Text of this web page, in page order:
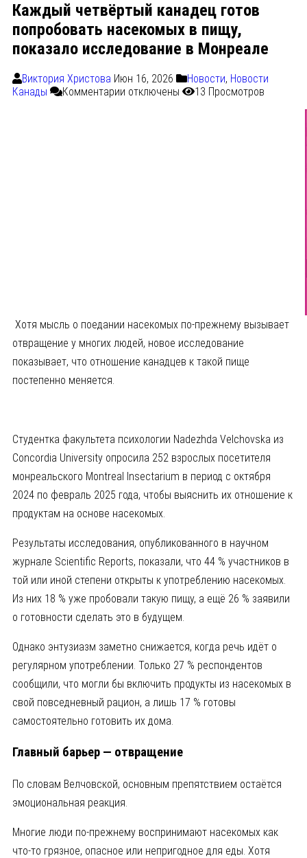
Каждый четвёртый канадец готов
попробовать насекомых в пищу,
показало исследование в Монреале
Виктория Христова Июн 16, 2026 Новости, Новости
Канады
Комментарии отключены 13 Просмотров
Хотя мысль о поедании насекомых по-прежнему вызывает
отвращение у многих людей, новое исследование
показывает, что отношение канадцев к такой пище
постепенно меняется.
Студентка факультета психологии Nadezhda Velchovska из
Concordia University опросила 252 взрослых посетителя
монреальского Montreal Insectarium в период с октября
2024 по февраль 2025 года, чтобы выяснить их отношение к
продуктам на основе насекомых.
Результаты исследования, опубликованного в научном
журнале Scientific Reports, показали, что 44 % участников в
той или иной степени открыты к употреблению насекомых.
Из них 18 % уже пробовали такую пищу, а ещё 26 % заявили
о готовности сделать это в будущем.
Однако энтузиазм заметно снижается, когда речь идёт о
регулярном употреблении. Только 27 % респондентов
сообщили, что могли бы включить продукты из насекомых в
свой повседневный рацион, а лишь 17 % готовы
самостоятельно готовить их дома.
Главный барьер — отвращение
По словам Велчовской, основным препятствием остаётся
эмоциональная реакция.
Многие люди по-прежнему воспринимают насекомых как
что-то грязное, опасное или непригодное для еды. Хотя